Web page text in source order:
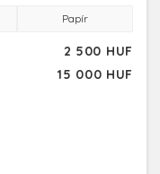
Papír
2 500 HUF
15 000 HUF